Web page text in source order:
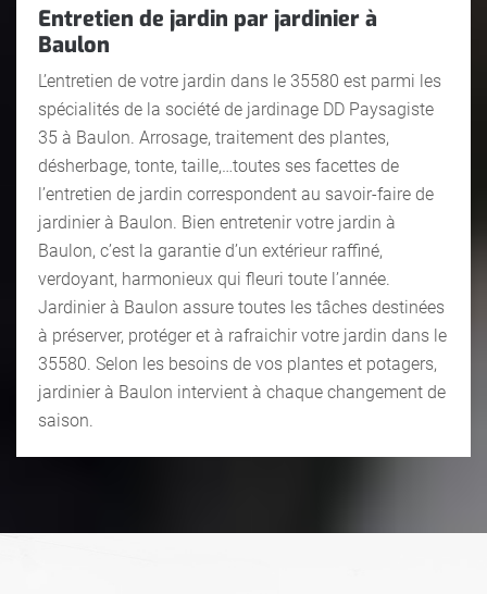
Entretien de jardin par jardinier à
Baulon
L’entretien de votre jardin dans le 35580 est parmi les
spécialités de la société de jardinage DD Paysagiste
35 à Baulon. Arrosage, traitement des plantes,
désherbage, tonte, taille,…toutes ses facettes de
l’entretien de jardin correspondent au savoir-faire de
jardinier à Baulon. Bien entretenir votre jardin à
Baulon, c’est la garantie d’un extérieur raffiné,
verdoyant, harmonieux qui fleuri toute l’année.
Jardinier à Baulon assure toutes les tâches destinées
à préserver, protéger et à rafraichir votre jardin dans le
35580. Selon les besoins de vos plantes et potagers,
jardinier à Baulon intervient à chaque changement de
saison.